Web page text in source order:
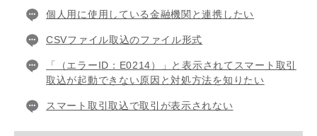
個人用に使用している金融機関と連携したい
CSVファイル取込のファイル形式
「（エラーID：E0214）」と表示されてスマート取引
取込が起動できない原因と対処方法を知りたい
スマート取引取込で取引が表示されない